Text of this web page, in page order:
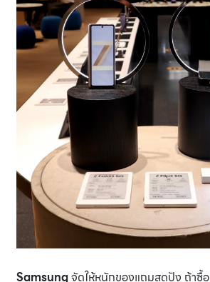
Samsungจัดให้หนักของแถมสุดปัง ถ้าซื้อ